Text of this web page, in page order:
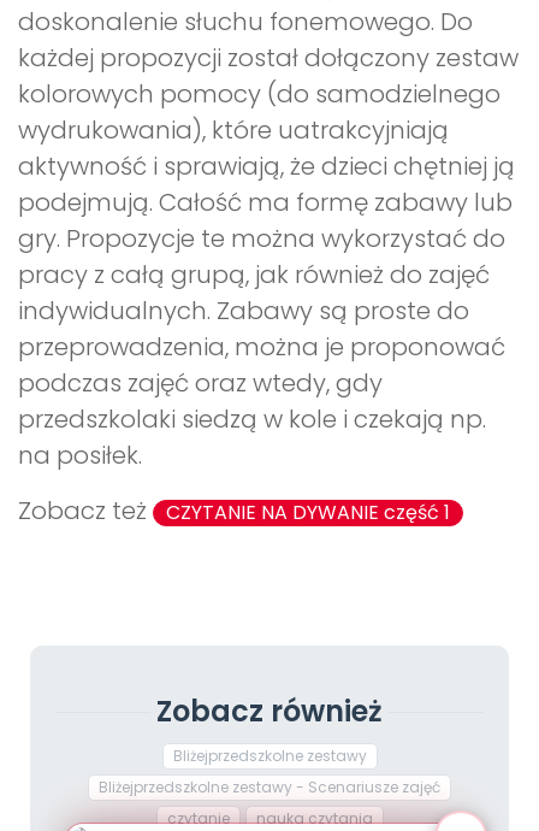
doskonalenie słuchu fonemowego. Do
każdej propozycji został dołączony zestaw
kolorowych pomocy (do samodzielnego
wydrukowania), które uatrakcyjniają
aktywność i sprawiają, że dzieci chętniej ją
podejmują. Całość ma formę zabawy lub
gry. Propozycje te można wykorzystać do
pracy z całą grupą, jak również do zajęć
indywidualnych. Zabawy są proste do
przeprowadzenia, można je proponować
podczas zajęć oraz wtedy, gdy
przedszkolaki siedzą w kole i czekają np.
na posiłek.
Zobacz też
CZYTANIE NA DYWANIE część 1
Zobacz również
Bliżejprzedszkolne zestawy
Bliżejprzedszkolne zestawy - Scenariusze zajęć
czytanie
nauka czytania